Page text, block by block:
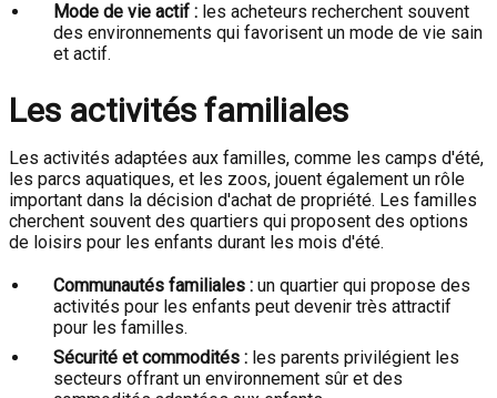
Mode de vie actif : les acheteurs recherchent souvent
des environnements qui favorisent un mode de vie sain
et actif.
Les activités familiales
Les activités adaptées aux familles, comme les camps d'été,
les parcs aquatiques, et les zoos, jouent également un rôle
important dans la décision d'achat de propriété. Les familles
cherchent souvent des quartiers qui proposent des options
de loisirs pour les enfants durant les mois d'été.
Communautés familiales : un quartier qui propose des
activités pour les enfants peut devenir très attractif
pour les familles.
Sécurité et commodités : les parents privilégient les
secteurs offrant un environnement sûr et des